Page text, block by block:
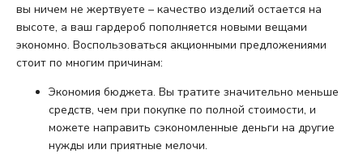
вы ничем не жертвуете – качество изделий остается на
высоте, а ваш гардероб пополняется новыми вещами
экономно. Воспользоваться акционными предложениями
стоит по многим причинам:
Экономия бюджета. Вы тратите значительно меньше
средств, чем при покупке по полной стоимости, и
можете направить сэкономленные деньги на другие
нужды или приятные мелочи.